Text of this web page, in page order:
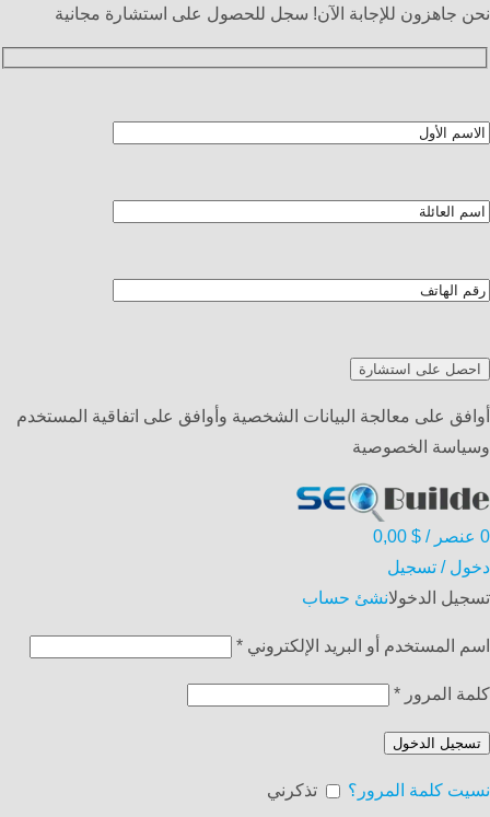
نحن جاهزون للإجابة الآن! سجل للحصول على استشارة مجانية
أوافق على معالجة البيانات الشخصية وأوافق على اتفاقية المستخدم
وسياسة الخصوصية
0 عنصر /
0,00 $
دخول / تسجيل
تسجيل الدخولانشئ حساب
اسم المستخدم أو البريد الإلكتروني *
كلمة المرور *
تسجيل الدخول
نسيت كلمة المرور؟ تذكرني